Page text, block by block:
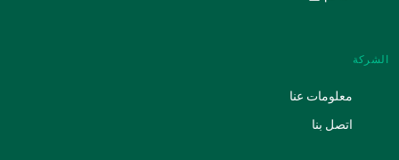
الشركة
معلومات عنا
اتصل بنا